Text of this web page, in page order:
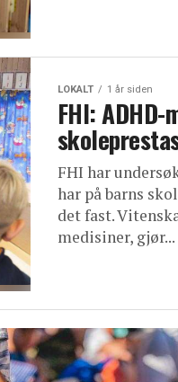
LOKALT 1 år siden
FHI:
FHI har
har på barns
det fast.
medisiner, gjør...